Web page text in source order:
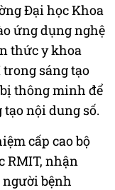
Đại học Khoa
ứng dụng nghệ
thức y khoa
sáng tạo
thông minh để
nội dung số.
cấp cao bộ
RMIT, nhận
bệnh